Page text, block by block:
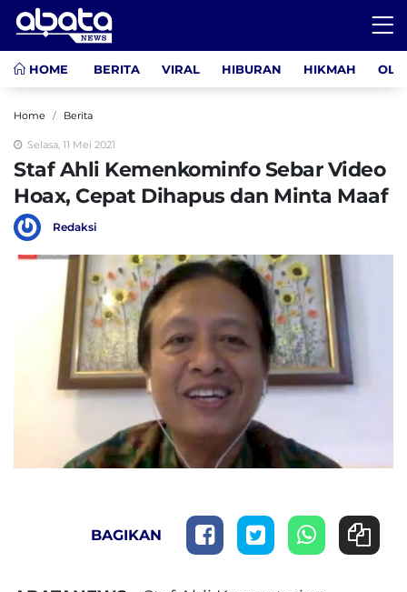
HOME BERITA VIRAL HIBURAN HIKMAH
Home Berita
Selasa, 11 Mei 2021
Staf Ahli Kemenkominfo Sebar Video
Hoax, Cepat Dihapus dan Minta Maaf
Redaksi
BAGIKAN